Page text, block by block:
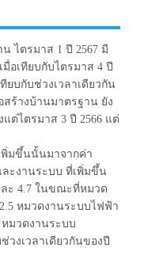
ตรมาส 1 ปี 2567 มี
อเทียบกับไตรมาส 4 ปี
ยบกับช่วงเวลาเดียวกัน
ร้างบ้านมาตรฐาน ยัง
ต่ไตรมาส 3 ปี 2566 แต่
ขึ้นนั้นมาจากค่า
ะงานระบบ ที่เพิ่มขึ้น
ะ 4.7 ในขณะที่หมวด
หมวดงานระบบไฟฟ้า
มวดงานระบบ
วงเวลาเดียวกันของปี